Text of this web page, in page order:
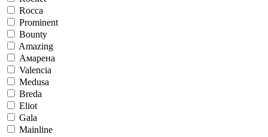
Rocca
Prominent
Bounty
Amazing
Амарена
Valencia
Medusa
Breda
Eliot
Gala
Mainline